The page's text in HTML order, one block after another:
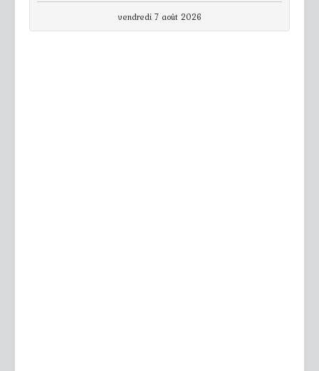
vendredi 7 août 2026